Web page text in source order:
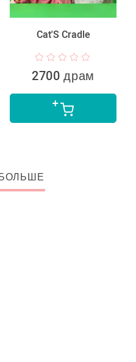
Cat'S Cradle
2700 драм